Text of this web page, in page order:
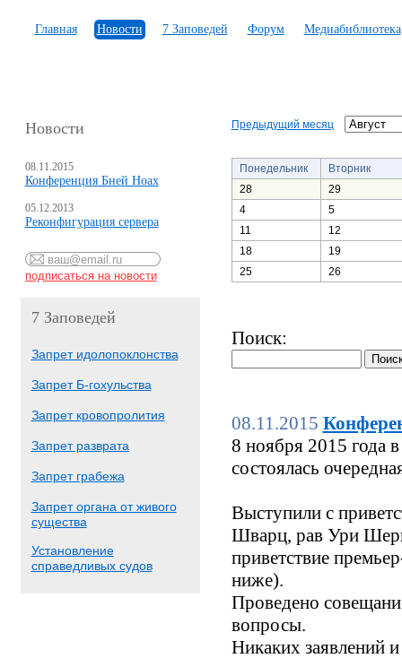
Главная Новости 7 Заповедей Форум Медиабиблиотека
Новости
08.11.2015
Конференция Бней Ноах
05.12.2013
Реконфигурация сервера
7 Заповедей
Запрет идолопоклонства
Запрет Б-гохульства
Запрет кровопролития
Запрет разврата
Запрет грабежа
Запрет органа от живого
существа
Установление
справедливых судов
Предыдущий месяц
Понедельник
Вторник
28
29
4
5
11
12
18
19
25
26
Поиск:
08.11.2015
8 ноября 2015 года
состоялась
Выступили с
Шварц, рав Ури
приветствие
ниже).
Проведено
вопросы.
Никаких заявлений